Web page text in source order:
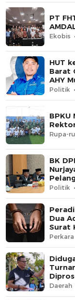
PT
Ekobis
HUT
Barat
AHY
Politik
BPKU
Rupa-
BK
Politik
Dua
Surat
Perkara
Daerah